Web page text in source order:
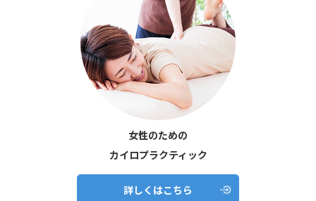
女性のための
カイロプラクティック
詳しくはこちら